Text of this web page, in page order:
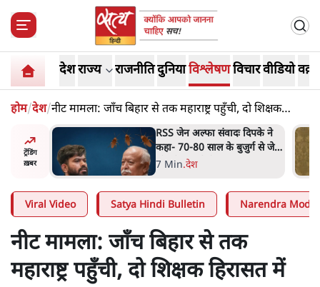
देशराज्य राजनीतिदुनियाविश्लेषणविचारवीडियो
होम/देश/नीट मामला: जाँच बिहार से तक महाराष्ट्र पहुँची, दो शिक्षक
हिरासत में
ट्रेंडिंग
ख़बर
दिपके ने
के बुजुर्ग से जेन
'गूंगी गुड़िया' वाले तंज पर एनसीपी
ने कांग्रेस से पूछा- क्या आप इंदिरा
गांधी का अपमान सही मानते हैं?
5 Min
Viral Video Satya Hindi Bulletin Narendra Modi
नीट मामला: जाँच बिहार से तक
महाराष्ट्र पहुँची, दो शिक्षक हिरासत में